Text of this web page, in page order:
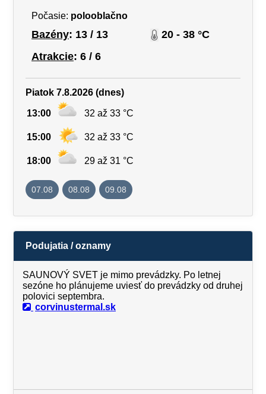
Počasie: polooblačno
Bazény: 13 / 13
20 - 38 °C
Atrakcie: 6 / 6
Piatok 7.8.2026 (dnes)
13:00 32 až 33 °C
15:00 32 až 33 °C
18:00 29 až 31 °C
07.08 08.08 09.08
Podujatia / oznamy
SAUNOVÝ SVET je mimo prevádzky. Po letnej
sezóne ho plánujeme uviesť do prevádzky od druhej
polovici septembra.
corvinustermal.sk